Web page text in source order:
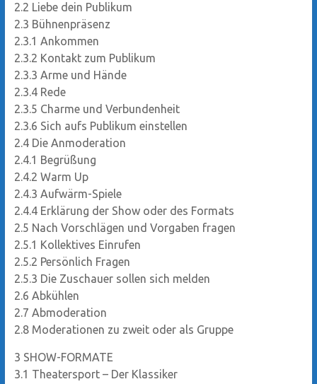
2.2 Liebe dein Publikum
2.3 Bühnenpräsenz
2.3.1 Ankommen
2.3.2 Kontakt zum Publikum
2.3.3 Arme und Hände
2.3.4 Rede
2.3.5 Charme und Verbundenheit
2.3.6 Sich aufs Publikum einstellen
2.4 Die Anmoderation
2.4.1 Begrüßung
2.4.2 Warm Up
2.4.3 Aufwärm-Spiele
2.4.4 Erklärung der Show oder des Formats
2.5 Nach Vorschlägen und Vorgaben fragen
2.5.1 Kollektives Einrufen
2.5.2 Persönlich Fragen
2.5.3 Die Zuschauer sollen sich melden
2.6 Abkühlen
2.7 Abmoderation
2.8 Moderationen zu zweit oder als Gruppe
3 SHOW-FORMATE
3.1 Theatersport – Der Klassiker